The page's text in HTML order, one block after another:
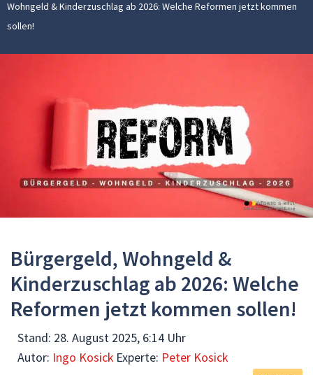
Wohngeld & Kinderzuschlag ab 2026: Welche Reformen jetzt kommen
sollen!
Bürgergeld, Wohngeld &
Kinderzuschlag ab 2026: Welche
Reformen jetzt kommen sollen!
Stand: 28. August 2025, 6:14 Uhr
Autor: Ingo Kosick Experte: Peter Kosick